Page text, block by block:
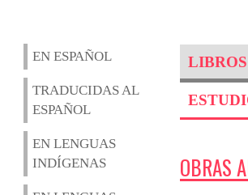
EN ESPAÑOL
TRADUCIDAS AL
ESPAÑOL
EN LENGUAS
INDÍGENAS
OBRAS